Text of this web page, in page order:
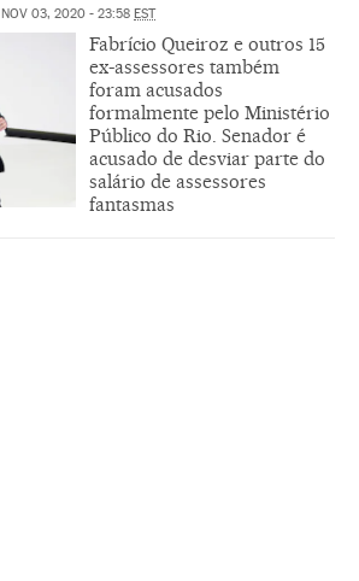
NOV 03, 2020 - 23:58 EST
Fabrício Queiroz e outros 15
ex-assessores também
foram acusados
formalmente pelo Ministério
Público do Rio. Senador é
acusado de desviar parte do
salário de assessores
fantasmas